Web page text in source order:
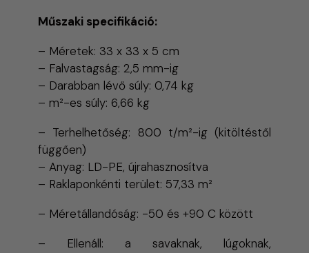
Műszaki specifikáció:
– Méretek: 33 x 33 x 5 cm
– Falvastagság: 2,5 mm-ig
– Darabban lévő súly: 0,74 kg
– m²-es súly: 6,66 kg
– Terhelhetőség: 800 t/m²-ig (kitöltéstől
függően)
– Anyag: LD-PE, újrahasznosítva
– Raklaponkénti terület: 57,33 m²
– Méretállandóság: -50 és +90 C között
– Ellenáll: a savaknak, lúgoknak,